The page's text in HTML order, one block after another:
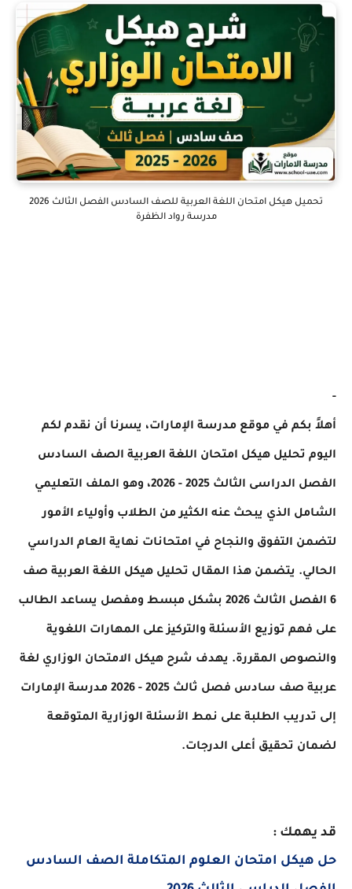
تحميل هيكل امتحان اللغة العربية للصف السادس الفصل الثالث 2026
مدرسة رواد الظفرة
-
أهلاً بكم في موقع مدرسة الإمارات، يسرنا أن نقدم لكم
اليوم تحليل هيكل امتحان اللغة العربية الصف السادس
الفصل الدراسى الثالث 2025 - 2026، وهو الملف التعليمي
الشامل الذي يبحث عنه الكثير من الطلاب وأولياء الأمور
لتضمن التفوق والنجاح في امتحانات نهاية العام الدراسي
الحالي. يتضمن هذا المقال تحليل هيكل اللغة العربية صف
6 الفصل الثالث 2026 بشكل مبسط ومفصل يساعد الطالب
على فهم توزيع الأسئلة والتركيز على المهارات اللغوية
والنصوص المقررة. يهدف شرح هيكل الامتحان الوزاري لغة
عربية صف سادس فصل ثالث 2025 - 2026 مدرسة الإمارات
إلى تدريب الطلبة على نمط الأسئلة الوزارية المتوقعة
لضمان تحقيق أعلى الدرجات.
قد يهمك :
حل هيكل امتحان العلوم المتكاملة الصف السادس